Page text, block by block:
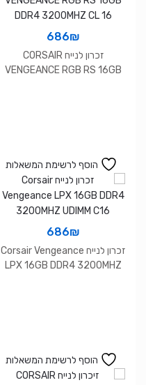
686₪
זכרון לנייח CORSAIR
VENGEANCE RGB RS 16GB
הוסף לרשימת המשאלות
686₪
זכרון לנייח Corsair Vengeance
LPX 16GB DDR4 3200MHZ
הוסף לרשימת המשאלות